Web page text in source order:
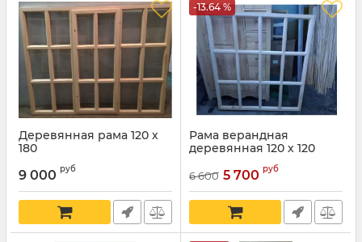
Деревянная рама 120 х
180
9 000 руб
-13.64 %
Рама верандная
деревянная 120 х 120
6 600 5 700 руб